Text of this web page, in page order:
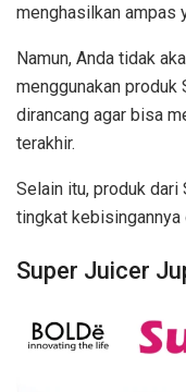
menghasilkan ampas
Namun, Anda tidak
menggunakan produk
dirancang agar bisa
terakhir.
Selain itu, produk dari
tingkat kebisingannya
Super Juicer